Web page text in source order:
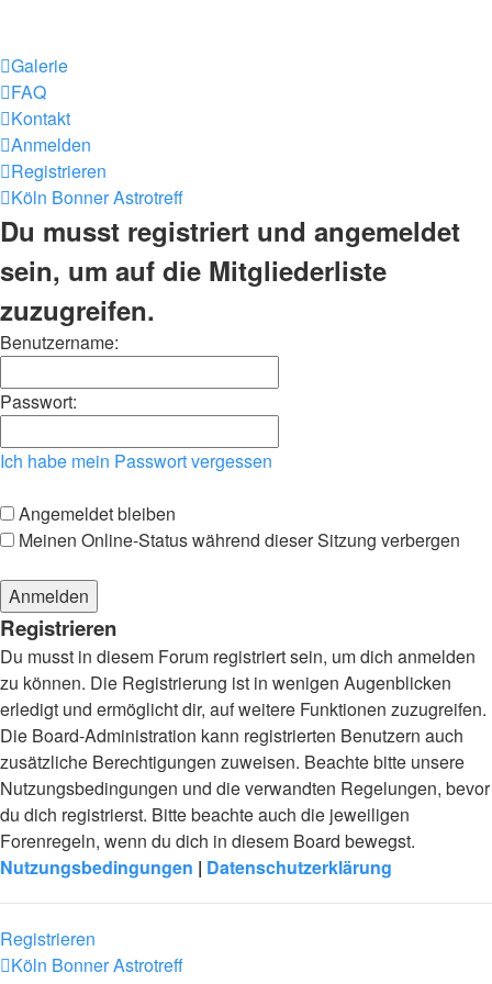
Galerie
FAQ
Kontakt
Anmelden
Registrieren
Köln Bonner Astrotreff
Du musst registriert und angemeldet
sein, um auf die Mitgliederliste
zuzugreifen.
Benutzername:
Passwort:
Ich habe mein Passwort vergessen
Angemeldet bleiben
Meinen Online-Status während dieser Sitzung verbergen
Registrieren
Du musst in diesem Forum registriert sein, um dich anmelden
zu können. Die Registrierung ist in wenigen Augenblicken
erledigt und ermöglicht dir, auf weitere Funktionen zuzugreifen.
Die Board-Administration kann registrierten Benutzern auch
zusätzliche Berechtigungen zuweisen. Beachte bitte unsere
Nutzungsbedingungen und die verwandten Regelungen, bevor
du dich registrierst. Bitte beachte auch die jeweiligen
Forenregeln, wenn du dich in diesem Board bewegst.
Nutzungsbedingungen | Datenschutzerklärung
Registrieren
Köln Bonner Astrotreff